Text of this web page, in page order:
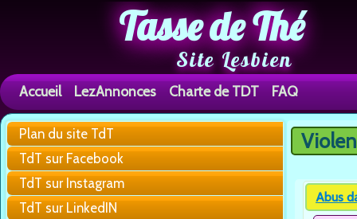
Tasse de Thé
Site Lesbien
Accueil LezAnnonces Charte de TDT FAQ
Plan du site TdT
TdT sur Facebook
TdT sur Instagram
TdT sur LinkedIN
Vous
Abus